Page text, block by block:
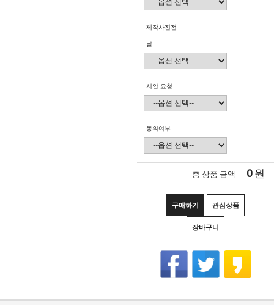
제작사진전
달
시안 요청
동의여부
총 상품 금액 0원
구매하기 관심상품
장바구니